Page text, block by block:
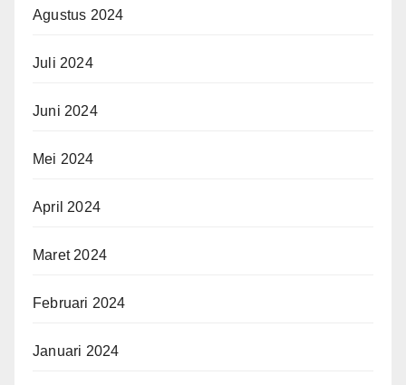
Agustus 2024
Juli 2024
Juni 2024
Mei 2024
April 2024
Maret 2024
Februari 2024
Januari 2024